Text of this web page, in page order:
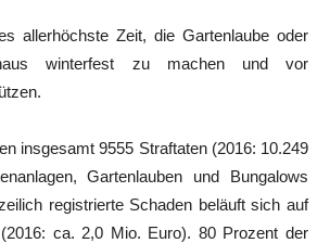
allerhöchste Zeit, die Gartenlaube oder
winterfest zu machen und vor
insgesamt 9555 Straftaten (2016: 10.249
Gartenlauben und Bungalows
registrierte Schaden beläuft sich auf
ca. 2,0 Mio. Euro). 80 Prozent der